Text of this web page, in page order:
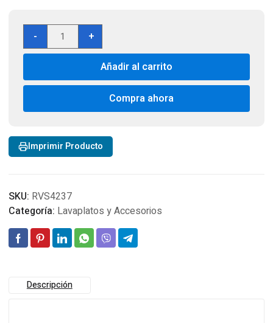
-
Lavaplatos
Cubierta
Vidrio
Mate
RVS4237
cantidad
+
Añadir al carrito
Compra ahora
Imprimir Producto
SKU: RVS4237
Categoría: Lavaplatos y Accesorios
Descripción